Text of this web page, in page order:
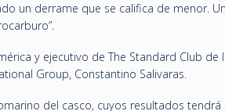
un derrame que se califica de menor. Un
y ejecutivo de The Standard Club de
Group, Constantino Salivaras.
del casco, cuyos resultados tendrá